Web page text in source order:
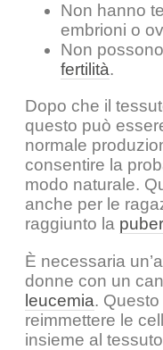
Non hanno
embrioni o
Non
fertilità.
Dopo che il
questo può
normale
consentire la
modo naturale.
anche per le
raggiunto la
È necessaria
donne con un
leucemia. Questo
reimmettere le
insieme al